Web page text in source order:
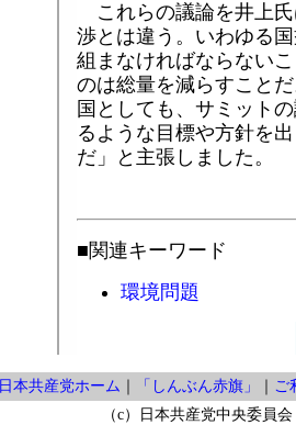
これらの議論を井上
渉とは違う。いわゆる
組まなければならない
のは総量を減らすこと
国としても、サミット
るような目標や方針を
だ」と主張しました。
■関連キーワード
環境問題
日本共産党ホーム 「しんぶん赤旗」
ご
（c）日本共産党中央委員会